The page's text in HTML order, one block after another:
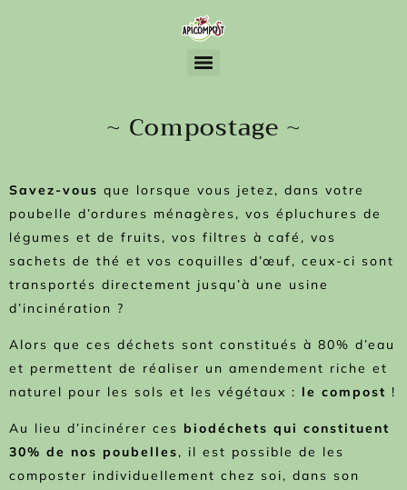
~ Compostage ~
Savez-vous que lorsque vous jetez, dans votre
poubelle d’ordures ménagères, vos épluchures de
légumes et de fruits, vos filtres à café, vos
sachets de thé et vos coquilles d’œuf, ceux-ci sont
transportés directement jusqu’à une usine
d’incinération ?
Alors que ces déchets sont constitués à 80% d’eau
et permettent de réaliser un amendement riche et
naturel pour les sols et les végétaux : le compost !
Au lieu d’incinérer ces biodéchets qui constituent
30% de nos poubelles, il est possible de les
composter individuellement chez soi, dans son